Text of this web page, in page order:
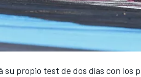
su propio test de dos días con los